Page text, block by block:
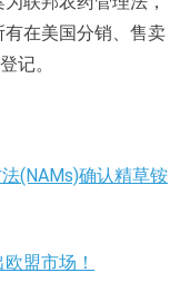
在美国分销、售卖
记。
(NAMs)确认精草铵
盟市场！